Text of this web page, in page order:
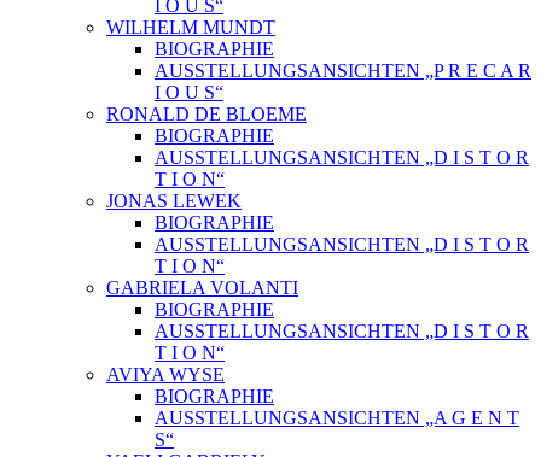
I O U S“
WILHELM MUNDT
BIOGRAPHIE
AUSSTELLUNGSANSICHTEN „P R E C A R
I O U S“
RONALD DE BLOEME
BIOGRAPHIE
AUSSTELLUNGSANSICHTEN „D I S T O R
T I O N“
JONAS LEWEK
BIOGRAPHIE
AUSSTELLUNGSANSICHTEN „D I S T O R
T I O N“
GABRIELA VOLANTI
BIOGRAPHIE
AUSSTELLUNGSANSICHTEN „D I S T O R
T I O N“
AVIYA WYSE
BIOGRAPHIE
AUSSTELLUNGSANSICHTEN „A G E N T
S“